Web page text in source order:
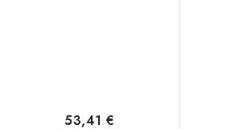
53,41 €